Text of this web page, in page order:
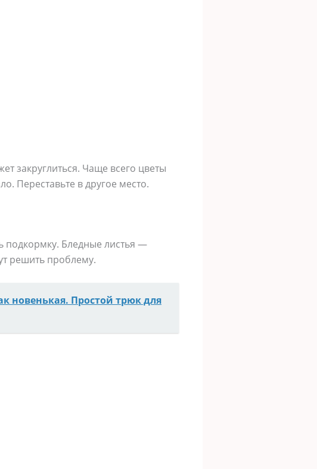
закруглиться. Чаще всего цветы
Переставьте в другое место.
подкормку. Бледные листья —
решить проблему.
новенькая. Простой трюк для